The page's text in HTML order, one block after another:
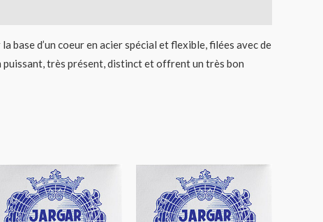
base d’un coeur en acier spécial et flexible, filées avec de
puissant, très présent, distinct et offrent un très bon